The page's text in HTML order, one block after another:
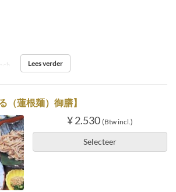
Lees verder
（蓮根麺）御膳】
¥ 2.530 (Btw incl.)
Selecteer